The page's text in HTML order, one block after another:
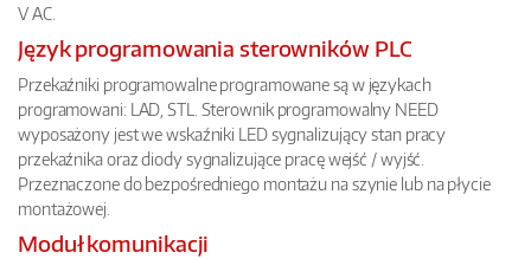
V AC.
Język programowania sterowników PLC
Przekaźniki programowalne programowane są w językach
programowani: LAD, STL. Sterownik programowalny NEED
wyposażony jest we wskaźniki LED sygnalizujący stan pracy
przekaźnika oraz diody sygnalizujące pracę wejść / wyjść.
Przeznaczone do bezpośredniego montażu na szynie lub na płycie
montażowej.
Moduł komunikacji